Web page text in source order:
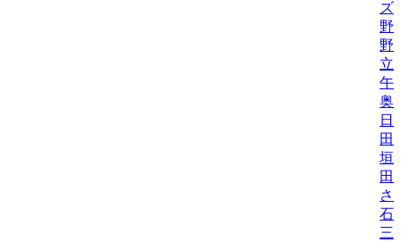
ズ
野
野
立
午
奥
日
田
垣
田
さ
石
三